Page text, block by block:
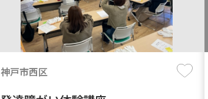
神戸市西区